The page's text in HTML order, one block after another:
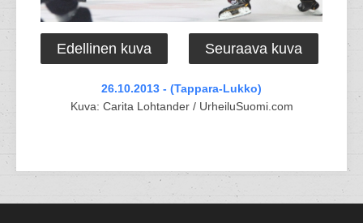
Edellinen kuva Seuraava kuva
26.10.2013 - (Tappara-Lukko)
Kuva: Carita Lohtander / UrheiluSuomi.com